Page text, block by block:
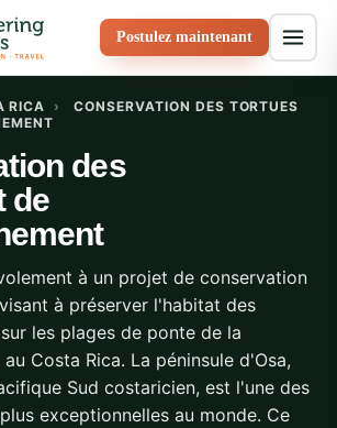
Postulez maintenant
RICA ›
CONSERVATION DES TORTUES
des
de
à un projet de conservation
à préserver l'habitat des
les plages de ponte de la
Costa Rica. La péninsule d'Osa,
Sud costaricien, est l'une des
exceptionnelles au monde. Ce